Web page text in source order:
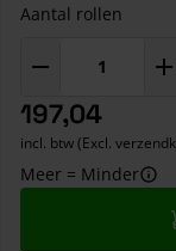
Aantal rollen
197,04
incl. btw (Excl.
Meer = Minder